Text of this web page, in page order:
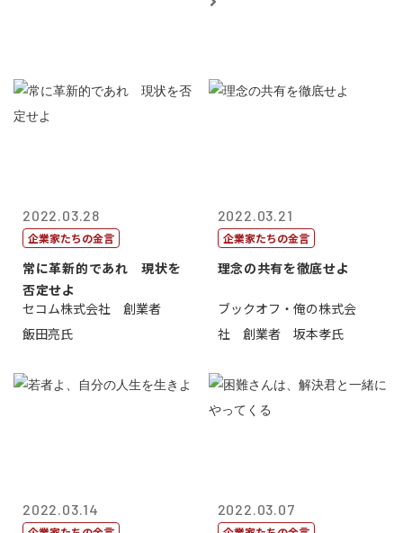
2022.03.28
企業家たちの金言
常に革新的であれ 現状を
否定せよ
セコム株式会社 創業者
飯田亮氏
2022.03.21
企業家たちの金言
理念の共有を徹底せよ
ブックオフ・俺の株式会
社 創業者 坂本孝氏
2022.03.14 2022.03.07